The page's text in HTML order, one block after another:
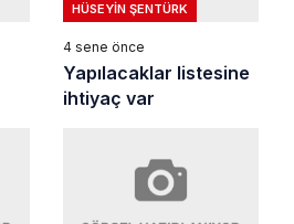
HÜSEYIN ŞENTÜRK
4 sene önce
Yapılacaklar listesine
ihtiyaç var